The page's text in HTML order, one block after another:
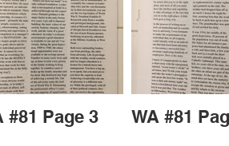
#81 Page 3 WA #81